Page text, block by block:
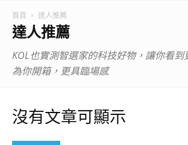
首頁 達人推薦
達人推薦
KOL也實測智選家的科技好物，讓你看到
為你開箱，更具臨場感
沒有文章可顯示